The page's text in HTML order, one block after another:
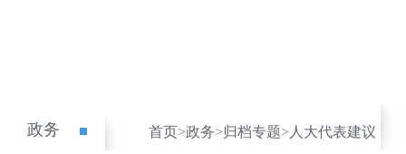
政务 首页>政务>归档专题> 人大代表建议